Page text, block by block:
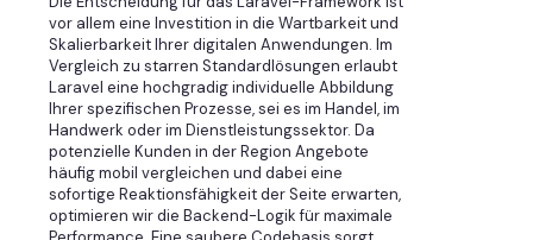
vor allem eine Investition in die Wartbarkeit und
Skalierbarkeit Ihrer digitalen Anwendungen. Im
Vergleich zu starren Standardlösungen erlaubt
Laravel eine hochgradig individuelle Abbildung
Ihrer spezifischen Prozesse, sei es im Handel, im
Handwerk oder im Dienstleistungssektor. Da
potenzielle Kunden in der Region Angebote
häufig mobil vergleichen und dabei eine
sofortige Reaktionsfähigkeit der Seite erwarten,
optimieren wir die Backend-Logik für maximale